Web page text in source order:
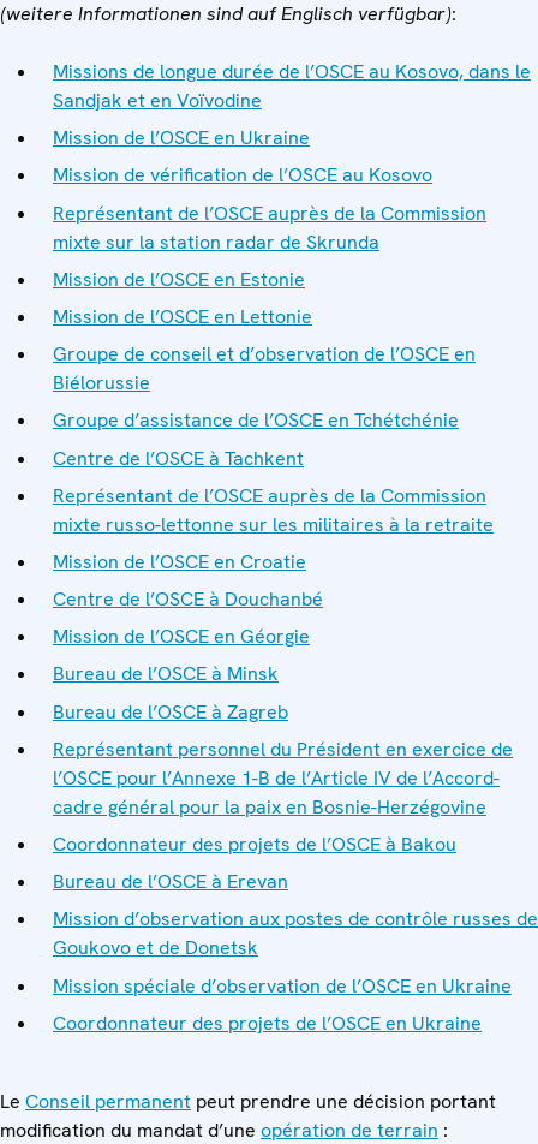
(weitere Informationen sind auf Englisch verfügbar):
Missions de longue durée de l’OSCE au Kosovo, dans le
Sandjak et en Voïvodine
Mission de l’OSCE en Ukraine
Mission de vérification de l’OSCE au Kosovo
Représentant de l’OSCE auprès de la Commission
mixte sur la station radar de Skrunda
Mission de l’OSCE en Estonie
Mission de l’OSCE en Lettonie
Groupe de conseil et d’observation de l’OSCE en
Biélorussie
Groupe d’assistance de l’OSCE en Tchétchénie
Centre de l’OSCE à Tachkent
Représentant de l’OSCE auprès de la Commission
mixte russo-lettonne sur les militaires à la retraite
Mission de l’OSCE en Croatie
Centre de l’OSCE à Douchanbé
Mission de l’OSCE en Géorgie
Bureau de l’OSCE à Minsk
Bureau de l’OSCE à Zagreb
Représentant personnel du Président en exercice de
l’OSCE pour l’Annexe 1-B de l’Article IV de l’Accord-
cadre général pour la paix en Bosnie-Herzégovine
Coordonnateur des projets de l’OSCE à Bakou
Bureau de l’OSCE à Erevan
Mission d’observation aux postes de contrôle russes de
Goukovo et de Donetsk
Mission spéciale d’observation de l’OSCE en Ukraine
Coordonnateur des projets de l’OSCE en Ukraine
Le Conseil permanent peut prendre une décision portant
modification du mandat d’une opération de terrain :